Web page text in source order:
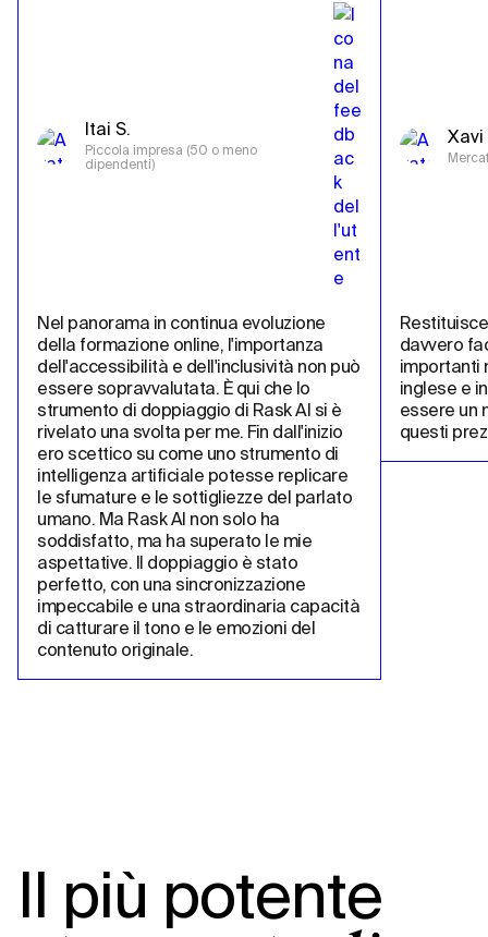
Itai S.
Piccola impresa (50 o meno
dipendenti)
Nel panorama in continua evoluzione
della formazione online, l'importanza
dell'accessibilità e dell'inclusività non può
essere sopravvalutata. È qui che lo
strumento di doppiaggio di Rask AI si è
rivelato una svolta per me. Fin dall'inizio
ero scettico su come uno strumento di
intelligenza artificiale potesse replicare
le sfumature e le sottigliezze del parlato
umano. Ma Rask AI non solo ha
soddisfatto, ma ha superato le mie
aspettative. Il doppiaggio è stato
perfetto, con una sincronizzazione
impeccabile e una straordinaria capacità
di catturare il tono e le emozioni del
contenuto originale.
Xavi
davvero
importanti
inglese e
essere un
questi
Il più potente